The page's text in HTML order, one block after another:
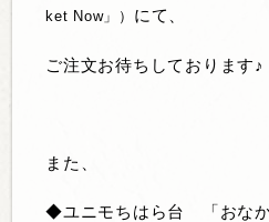
ket Now」） にて、
ご注文お待ちしております♪
また、
◆ユニモちはら台 「おなか